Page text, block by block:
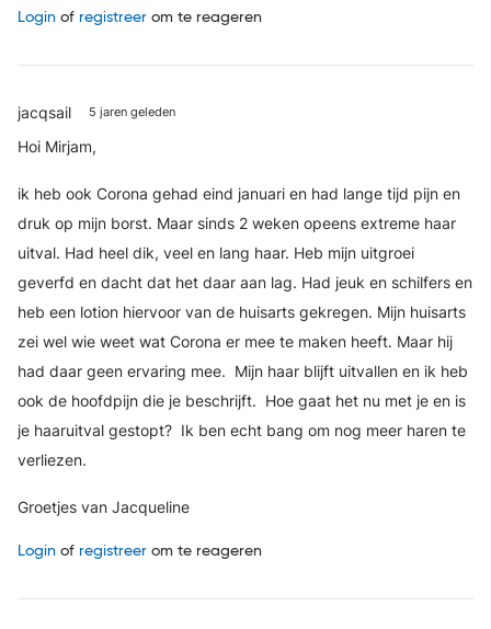
Login of registreer om te reageren
jacqsail 5 jaren geleden
Hoi Mirjam,
ik heb ook Corona gehad eind januari en had lange tijd pijn en
druk op mijn borst. Maar sinds 2 weken opeens extreme haar
uitval. Had heel dik, veel en lang haar. Heb mijn uitgroei
geverfd en dacht dat het daar aan lag. Had jeuk en schilfers en
heb een lotion hiervoor van de huisarts gekregen. Mijn huisarts
zei wel wie weet wat Corona er mee te maken heeft. Maar hij
had daar geen ervaring mee.
Mijn haar blijft uitvallen en ik heb
ook de hoofdpijn die je beschrijft.
Hoe gaat het nu met je en is
je haaruitval gestopt? Ik ben echt bang om nog meer haren te
verliezen.
Groetjes van Jacqueline
Login of registreer om te reageren